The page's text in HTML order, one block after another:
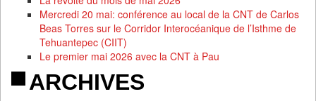
Mercredi 20 mai: conférence au local de la CNT de Carlos
Beas Torres sur le Corridor Interocéanique de l’Isthme de
Tehuantepec (CIIT)
Le premier mai 2026 avec la CNT à Pau
ARCHIVES